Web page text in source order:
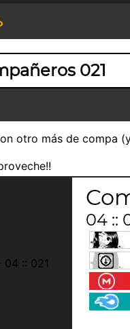
021
otro más de compa
04 ::